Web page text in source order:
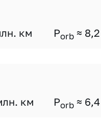
км Porb ≈ 8,2
км Porb ≈ 6,4